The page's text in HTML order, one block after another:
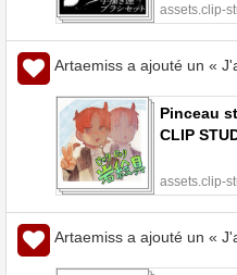
assets.clip-
Artaemiss a ajouté un «
Pinceau
CLIP
assets.clip-
Artaemiss a ajouté un «